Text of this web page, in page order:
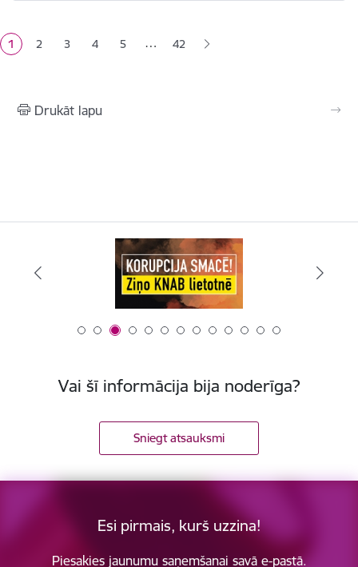
Pašreizējā lapa
1 Lapa
2 Lapa
3 Lapa
4 Lapa
5 … 42
Drukāt lapu
Vai šī informācija bija noderīga?
Sniegt atsauksmi
Esi pirmais, kurš uzzina!
Piesakies jaunumu saņemšanai savā e-pastā.